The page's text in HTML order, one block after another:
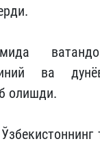
ва
олишди.